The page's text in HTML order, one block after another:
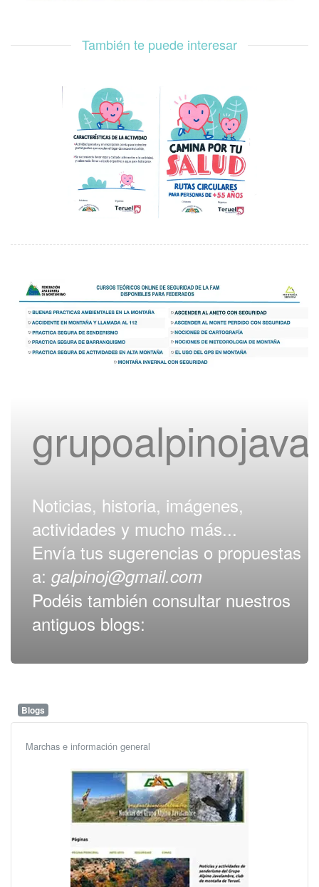
También te puede interesar
Noticias, historia, imágenes,
actividades y mucho más...
Envía tus sugerencias o propuestas
a: galpinoj@gmail.com
Podéis también consultar nuestros
antiguos blogs:
Blogs
Marchas e información general